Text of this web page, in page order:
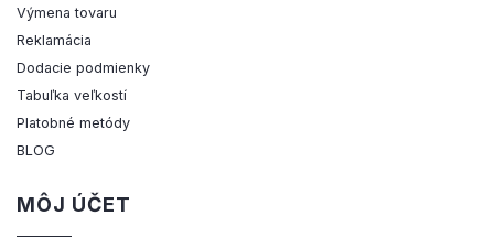
Výmena tovaru
Reklamácia
Dodacie podmienky
Tabuľka veľkostí
Platobné metódy
BLOG
MÔJ ÚČET